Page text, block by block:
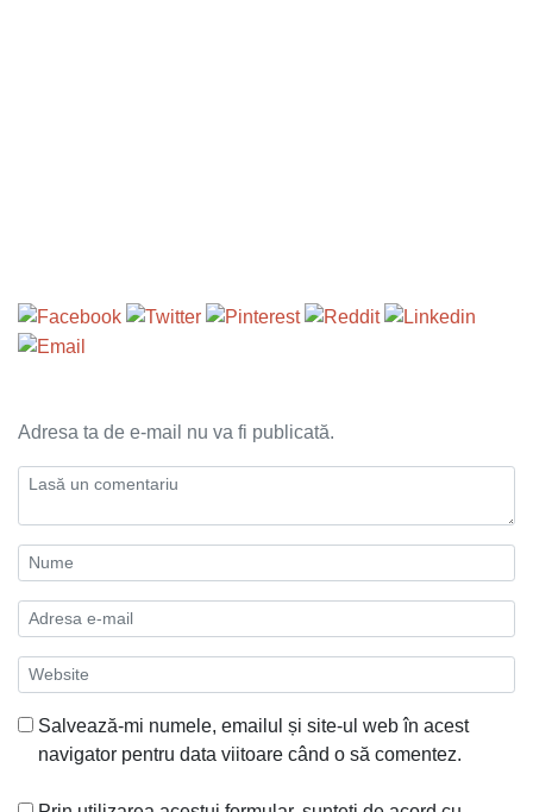
Adresa ta de e-mail nu va fi publicată.
Salvează-mi numele, emailul și site-ul web în acest
navigator pentru data viitoare când o să comentez.